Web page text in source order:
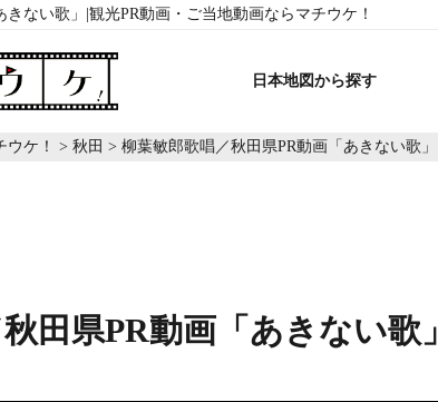
ない歌」|観光PR動画・ご当地動画ならマチウケ！
日本地図から探す
ケ！ > 秋田 > 柳葉敏郎歌唱／秋田県PR動画「あきない歌」
田県PR動画「あきない歌」